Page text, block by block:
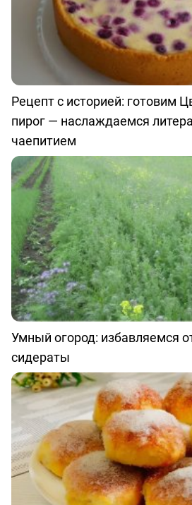
Рецепт с историей: готовим
пирог — наслаждаемся
чаепитием
Умный огород: избавляемся
сидераты